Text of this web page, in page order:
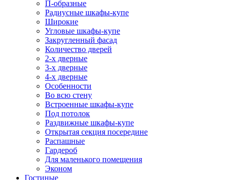
П-образные
Радиусные шкафы-купе
Широкие
Угловые шкафы-купе
Закругленный фасад
Количество дверей
2-х дверные
3-х дверные
4-х дверные
Особенности
Во всю стену
Встроенные шкафы-купе
Под потолок
Раздвижные шкафы-купе
Открытая секция посередине
Распашные
Гардероб
Для маленького помещения
Эконом
Гостиные